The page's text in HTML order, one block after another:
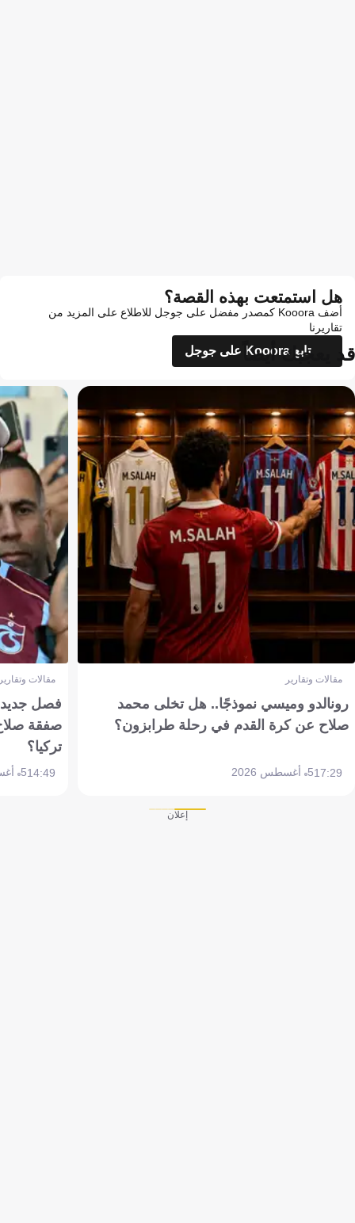
هل استمتعت بهذه القصة؟
أضف Kooora كمصدر مفضل على جوجل للاطلاع على المزيد من
تقاريرنا
تابع Kooora على جوجل
قد يعجبك أيضاً
مقالات وتقارير
رونالدو وميسي نموذجًا.. هل تخلى محمد
صلاح عن كرة القدم في رحلة طرابزون؟
17:295 أغسطس 2026
مقالات
فصل جديد
صفقة
تركيا؟
14:495 أغسطس 2026
إعلان